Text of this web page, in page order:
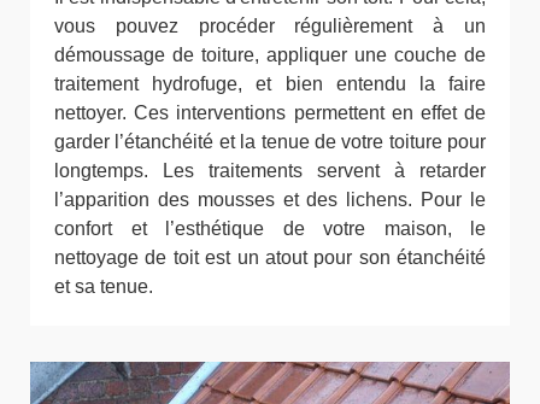
vous pouvez procéder régulièrement à un
démoussage de toiture, appliquer une couche de
traitement hydrofuge, et bien entendu la faire
nettoyer. Ces interventions permettent en effet de
garder l’étanchéité et la tenue de votre toiture pour
longtemps. Les traitements servent à retarder
l’apparition des mousses et des lichens. Pour le
confort et l’esthétique de votre maison, le
nettoyage de toit est un atout pour son étanchéité
et sa tenue.